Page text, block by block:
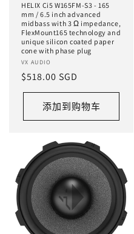
HELIX Ci5 W165FM-S3 - 165
mm / 6.5 inch advanced
midbass with 3 Ω impedance,
FlexMount165 technology and
unique silicon coated paper
cone with phase plug
厂
商：
VX AUDIO
常
规
格
$518.00 SGD
添加到购物车